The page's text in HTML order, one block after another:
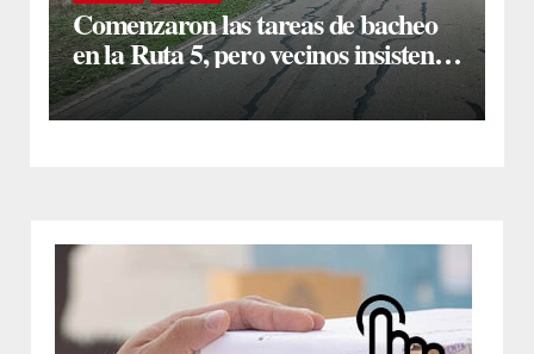
Comenzaron las tareas de bacheo
en la Ruta 5, pero vecinos insisten
en un reclamo integral